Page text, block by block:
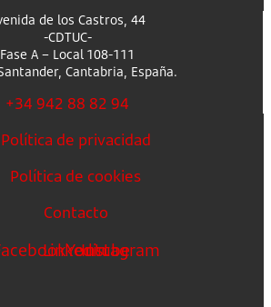
de los Castros, 44
-CDTUC-
Fase A – Local 108-111
Cantabria, España.
+34 942 88 82 94
Política de privacidad
Política de cookies
Contacto
Linkedin
Youtube
Instagram